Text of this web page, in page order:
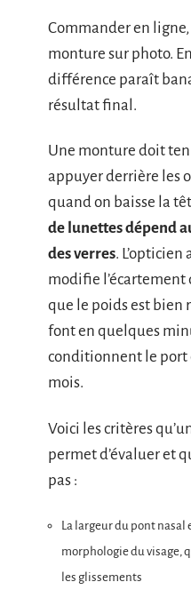
Commander en ligne,
monture sur photo.
différence paraît
résultat final.
Une monture doit
appuyer derrière les
quand on baisse la
de lunettes dépend
des verres.
modifie
que le poids est bien
font en quelques
conditionnent le
mois.
Voici les critères
permet d’évaluer et
pas :
La largeur du pont nasal
morphologie du visage,
les glissements